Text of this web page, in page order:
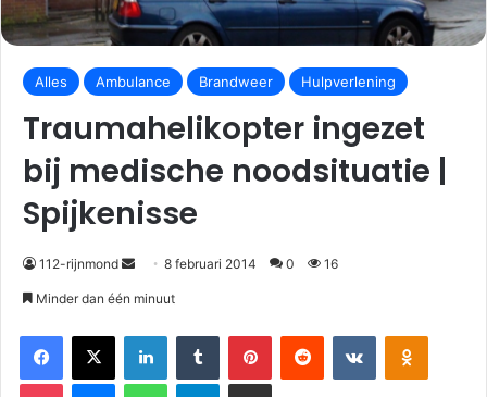
Alles Ambulance Brandweer Hulpverlening
Traumahelikopter ingezet
bij medische noodsituatie |
Spijkenisse
112-rijnmond 8 februari 2014 0 16
Minder dan één minuut
Facebook X LinkedIn Tumblr Pinterest Reddit VKontakte Odnoklassniki
Pocket Messenger WhatsApp Telegram Deel via E-mail